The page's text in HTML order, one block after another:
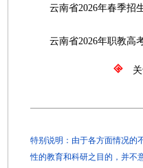
云南省2026年春季招生
云南省2026年职教高考
特别说明：由于各方面情况的
性的教育和科研之目的，并不